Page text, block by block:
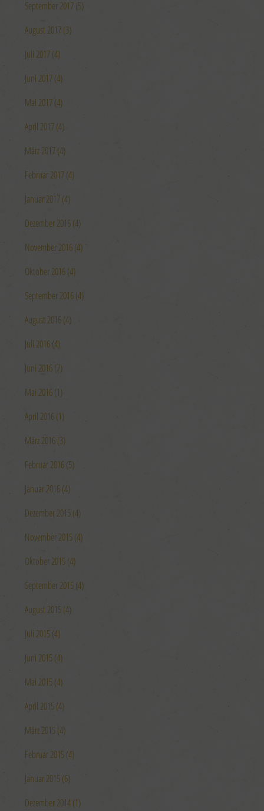
September 2017 (5)
August 2017 (3)
Juli 2017 (4)
Juni 2017 (4)
Mai 2017 (4)
April 2017 (4)
März 2017 (4)
Februar 2017 (4)
Januar 2017 (4)
Dezember 2016 (4)
November 2016 (4)
Oktober 2016 (4)
September 2016 (4)
August 2016 (4)
Juli 2016 (4)
Juni 2016 (7)
Mai 2016 (1)
April 2016 (1)
März 2016 (3)
Februar 2016 (5)
Januar 2016 (4)
Dezember 2015 (4)
November 2015 (4)
Oktober 2015 (4)
September 2015 (4)
August 2015 (4)
Juli 2015 (4)
Juni 2015 (4)
Mai 2015 (4)
April 2015 (4)
März 2015 (4)
Februar 2015 (4)
Januar 2015 (6)
Dezember 2014 (1)